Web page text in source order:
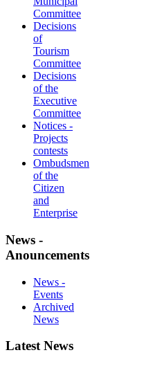
Committee
Decisions
of
Tourism
Committee
Decisions
of the
Executive
Committee
Notices -
Projects
contests
Ombudsmen
of the
Citizen
and
Enterprise
News -
Anouncements
News -
Events
Archived
News
Latest News